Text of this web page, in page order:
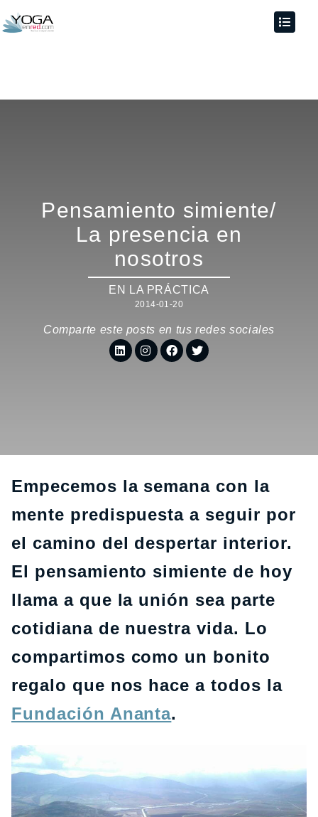
Pensamiento simiente/
La presencia en
nosotros
EN LA PRÁCTICA
2014-01-20
Comparte este posts en tus redes sociales
Empecemos la semana con la
mente predispuesta a seguir por
el camino del despertar interior.
El pensamiento simiente de hoy
llama a que la unión sea parte
cotidiana de nuestra vida. Lo
compartimos como un bonito
regalo que nos hace a todos la
Fundación Ananta.